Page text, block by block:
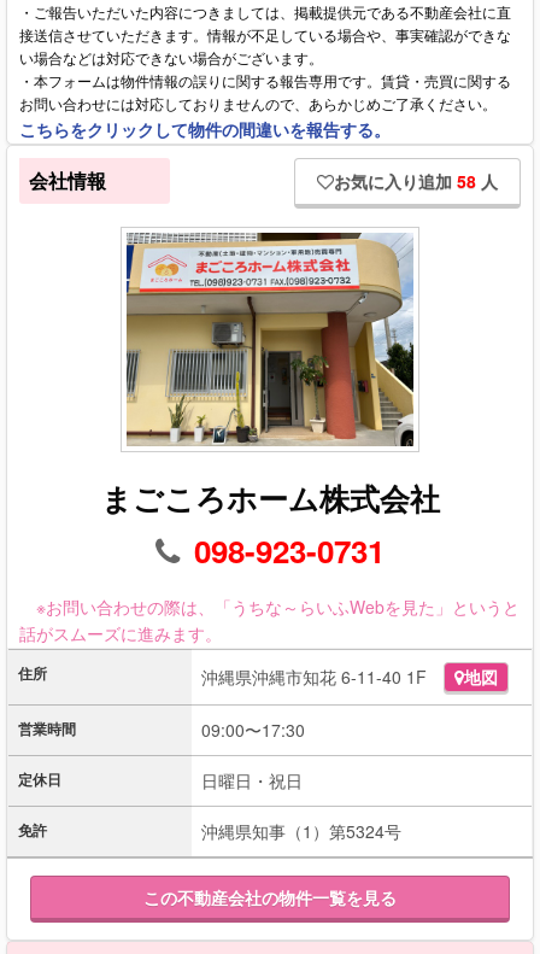
・ご報告いただいた内容につきましては、掲載提供元である不動産会社に直
接送信させていただきます。情報が不足している場合や、事実確認ができな
い場合などは対応できない場合がございます。
・本フォームは物件情報の誤りに関する報告専用です。賃貸・売買に関する
お問い合わせには対応しておりませんので、あらかじめご了承ください。
こちらをクリックして物件の間違いを報告する。
会社情報 お気に入り追加 58 人
まごころホーム株式会社
098-923-0731
※お問い合わせの際は、「うちな～らいふWebを見た」というと
話がスムーズに進みます。
住所 沖縄県沖縄市知花 6-11-40 1F 地図
営業時間 09:00〜17:30
定休日 日曜日・祝日
免許 沖縄県知事（1）第5324号
この不動産会社の物件一覧を見る